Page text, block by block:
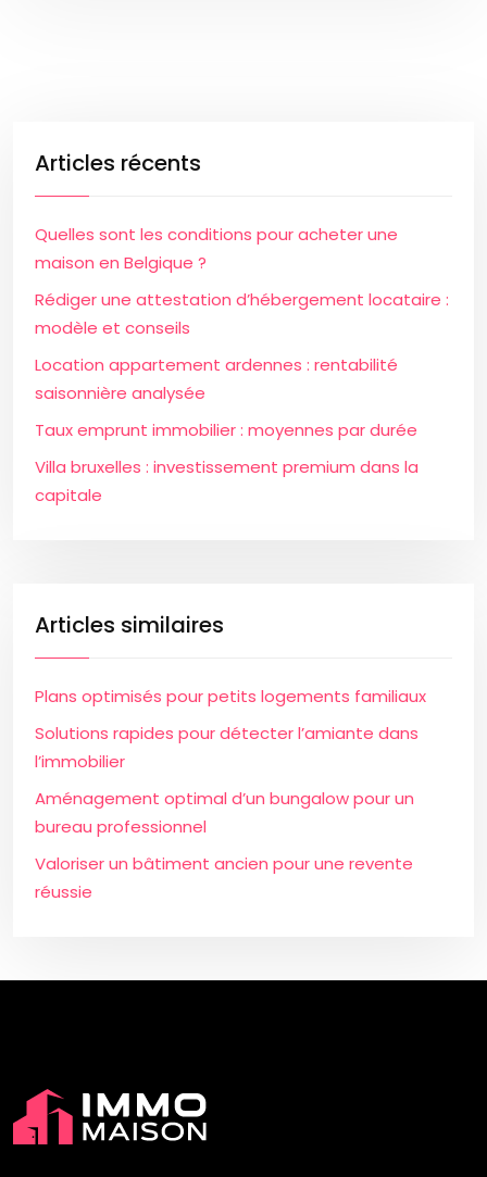
Articles récents
Quelles sont les conditions pour acheter une
maison en Belgique ?
Rédiger une attestation d’hébergement locataire :
modèle et conseils
Location appartement ardennes : rentabilité
saisonnière analysée
Taux emprunt immobilier : moyennes par durée
Villa bruxelles : investissement premium dans la
capitale
Articles similaires
Plans optimisés pour petits logements familiaux
Solutions rapides pour détecter l’amiante dans
l’immobilier
Aménagement optimal d’un bungalow pour un
bureau professionnel
Valoriser un bâtiment ancien pour une revente
réussie